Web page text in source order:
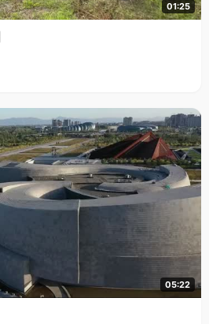
01:25
05:22